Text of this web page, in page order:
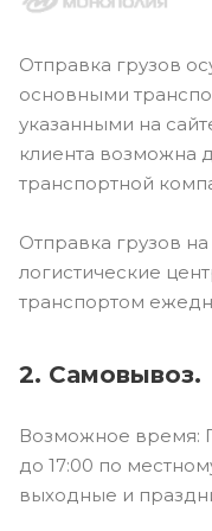
Отправка грузов
основными
указанными на
клиента возможна
транспортной
Отправка грузов
логистические
транспортом
2. Самовывоз.
Возможное время:
до 17:00 по
выходные и